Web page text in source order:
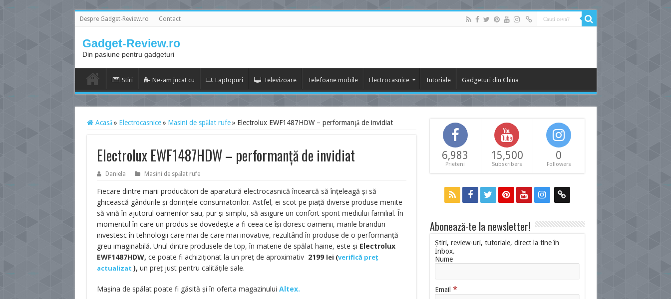
Despre Gadget-Review.ro Contact
Gadget-Review.ro
Din pasiune pentru gadgeturi
Stiri Ne-am jucat cu Laptopuri Televizoare Telefoane mobile Electrocasnice Tutoriale Gadgeturi din China
Acasă » Electrocasnice » Masini de spălat rufe » Electrolux EWF1487HDW – performanţă de invidiat
Electrolux EWF1487HDW – performanţă de invidiat
Daniela Masini de spălat rufe
Fiecare dintre marii producători de aparatură electrocasnică încearcă să înţeleagă şi să
ghicească gândurile şi dorinţele consumatorilor. Astfel, ei scot pe piaţă diverse produse menite
să vină în ajutorul oamenilor sau, pur şi simplu, să asigure un confort sporit mediului familial. În
momentul în care un produs se dovedeşte a fi ceea ce îşi doresc oamenii, marile branduri
investesc în tehnologii care mai de care mai inovative, rezultând în produse de o performanţă
greu imaginabilă. Unul dintre produsele de top, în materie de spălat haine, este şi Electrolux
EWF1487HDW, ce poate fi achiziționat la un preț de aproximativ 2199 lei (verifică preț
actualizat ), un preț just pentru calitățile sale.
Mașina de spălat poate fi găsită și în oferta magazinului Altex.
6,983
Prieteni
15,500
Subscribers
0
Followers
Abonează-te la newsletter!
Știri, review-uri, tutoriale, direct la tine în
Inbox.
Nume
Email *